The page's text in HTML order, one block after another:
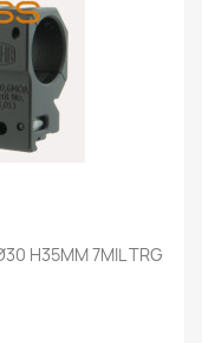
H35MM 7MIL TRG